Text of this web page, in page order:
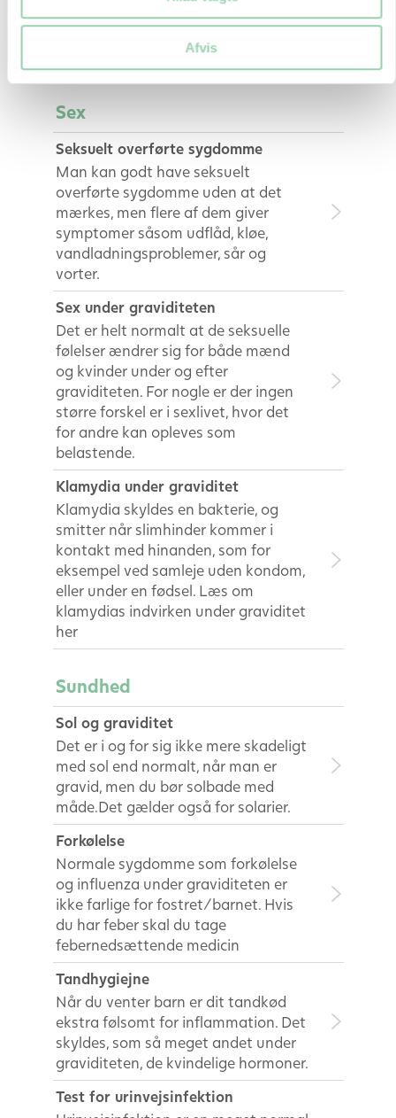
Afvis
selvom man er gravid, men det er
at menstruationen er mere sparsom.
Sex
Seksuelt overførte sygdomme
Man kan godt have seksuelt
overførte sygdomme uden at det
mærkes, men flere af dem giver
symptomer såsom udflåd, kløe,
vandladningsproblemer, sår og
vorter.
Sex under graviditeten
Det er helt normalt at de seksuelle
følelser ændrer sig for både mænd
og kvinder under og efter
graviditeten. For nogle er der ingen
større forskel er i sexlivet, hvor det
for andre kan opleves som
belastende.
Klamydia under graviditet
Klamydia skyldes en bakterie, og
smitter når slimhinder kommer i
kontakt med hinanden, som for
eksempel ved samleje uden kondom,
eller under en fødsel. Læs om
klamydias indvirken under graviditet
her
Sundhed
Sol og graviditet
Det er i og for sig ikke mere skadeligt
med sol end normalt, når man er
gravid, men du bør solbade med
måde.Det gælder også for solarier.
Forkølelse
Normale sygdomme som forkølelse
og influenza under graviditeten er
ikke farlige for fostret/barnet. Hvis
du har feber skal du tage
febernedsættende medicin
Tandhygiejne
Når du venter barn er dit tandkød
ekstra følsomt for inflammation. Det
skyldes, som så meget andet under
graviditeten, de kvindelige hormoner.
Test for urinvejsinfektion